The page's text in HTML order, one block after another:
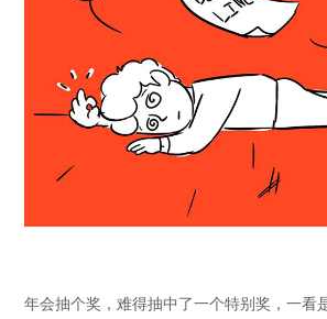
年会抽个奖，难得抽中了一个特别奖，一看是